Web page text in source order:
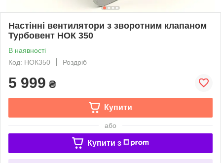
Настінні вентилятори з зворотним клапаном
Турбовент НОК 350
В наявності
Код: НОК350
Роздріб
5 999 ₴
Купити
або
Купити з